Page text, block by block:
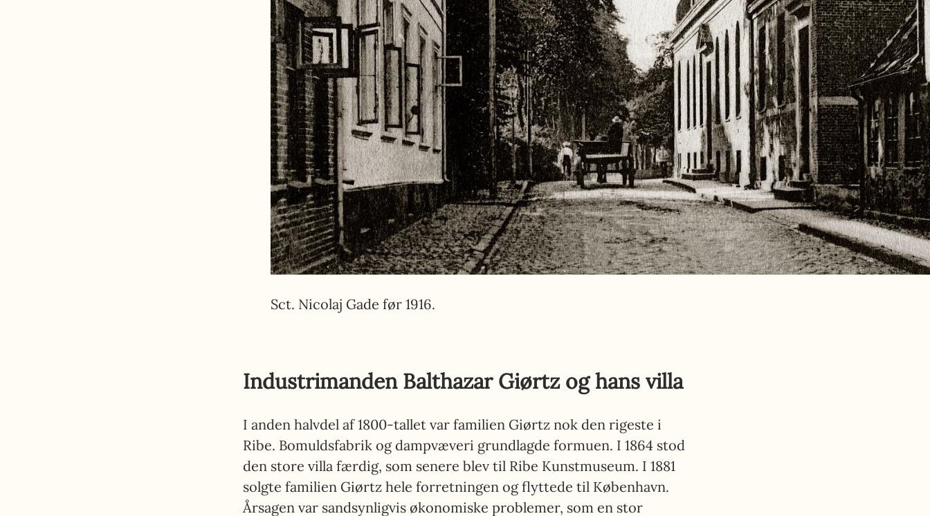
Sct. Nicolaj Gade før 1916.
Industrimanden Balthazar Giørtz og hans villa
I anden halvdel af 1800-talletvar familien Giørtz nok den rigeste i
Ribe. Bomuldsfabrik og dampvæveri grundlagde formuen. I 1864 stod
den store villa færdig, som senere blev til Ribe Kunstmuseum. I 1881
solgte familien Giørtz hele forretningen og flyttede til København.
Årsagen var sandsynligvis økonomiske problemer, som en stor